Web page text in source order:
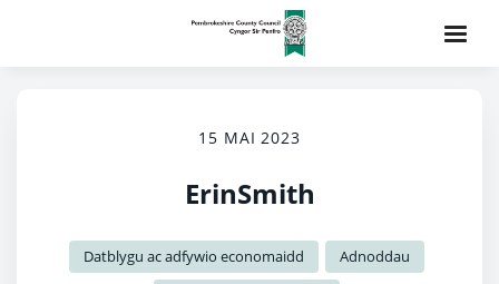
15 MAI 2023
ErinSmith
Datblygu ac adfywio economaidd
Adnoddau